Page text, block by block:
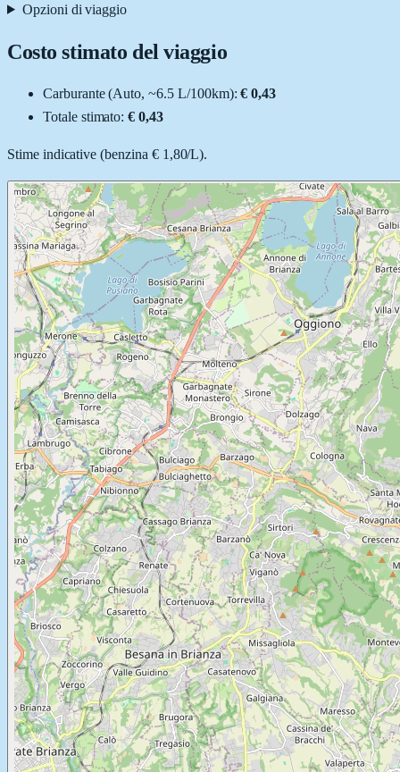
Opzioni di viaggio
Costo stimato del viaggio
Carburante (Auto, ~6.5 L/100km): € 0,43
Totale stimato:€ 0,43
Stime indicative (benzina € 1,80/L).